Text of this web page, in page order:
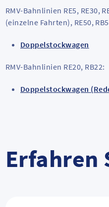
RMV-Bahnlinien RE5, RE30,
(einzelne Fahrten), RE50,
Doppelstockwagen
RMV-Bahnlinien RE20, RB22:
Doppelstockwagen
Erfahren